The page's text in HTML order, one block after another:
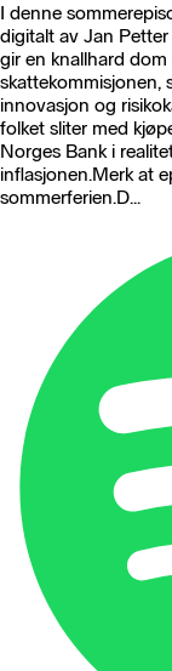
I denne
digitalt av Jan Petter
gir en knallhard
skattekommisjonen,
innovasjon og
folket sliter med
Norges Bank i
inflasjonen.Merk at
sommerferien.D...